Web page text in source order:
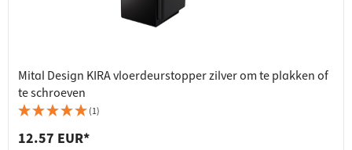
Mital Design KIRA vloerdeurstopper zilver om te plakken of
te schroeven
(1)
12.57 EUR*